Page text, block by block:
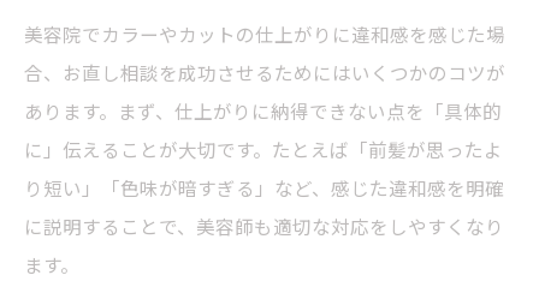
美容院でカラーやカットの仕上がりに違和感を感じた場
合、お直し相談を成功させるためにはいくつかのコツが
あります。まず、仕上がりに納得できない点を「具体的
に」伝えることが大切です。たとえば「前髪が思ったよ
り短い」「色味が暗すぎる」など、感じた違和感を明確
に説明することで、美容師も適切な対応をしやすくなり
ます。